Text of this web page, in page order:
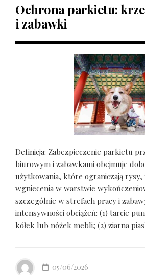
Ochrona parkietu:
i zabawki
Definicja: Zabezpieczenie parkietu
biurowym i zabawkami obejmuje
użytkowania, które ograniczają rysy,
wgniecenia w warstwie
szczególnie w strefach pracy i
intensywności obciążeń: (1) tarcie
kółek lub nóżek mebli; (2) ziarna
05/06/2026